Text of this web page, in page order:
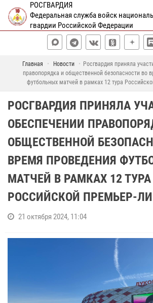
РОСГВАРДИЯ
Федеральная служба войск
гвардии Российской Федерации
Главная Новости
Росгвардия приняла
правопорядка и общественной безопасности во
футбольных матчей в рамках 12 тура
РОСГВАРДИЯ ПРИНЯЛА
ОБЕСПЕЧЕНИИ
ОБЩЕСТВЕННОЙ
ВРЕМЯ ПРОВЕДЕНИЯ
МАТЧЕЙ В РАМКАХ 12 ТУРА
РОССИЙСКОЙ ПРЕМЬЕР-
21 октября 2024, 11:04